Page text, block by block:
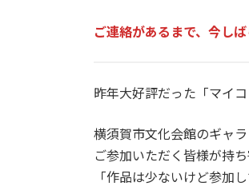
ご連絡があるまで、今しば
昨年大好評だった「マイ
横須賀市文化会館のギャラ
ご参加いただく皆様が持
「作品は少ないけど参加